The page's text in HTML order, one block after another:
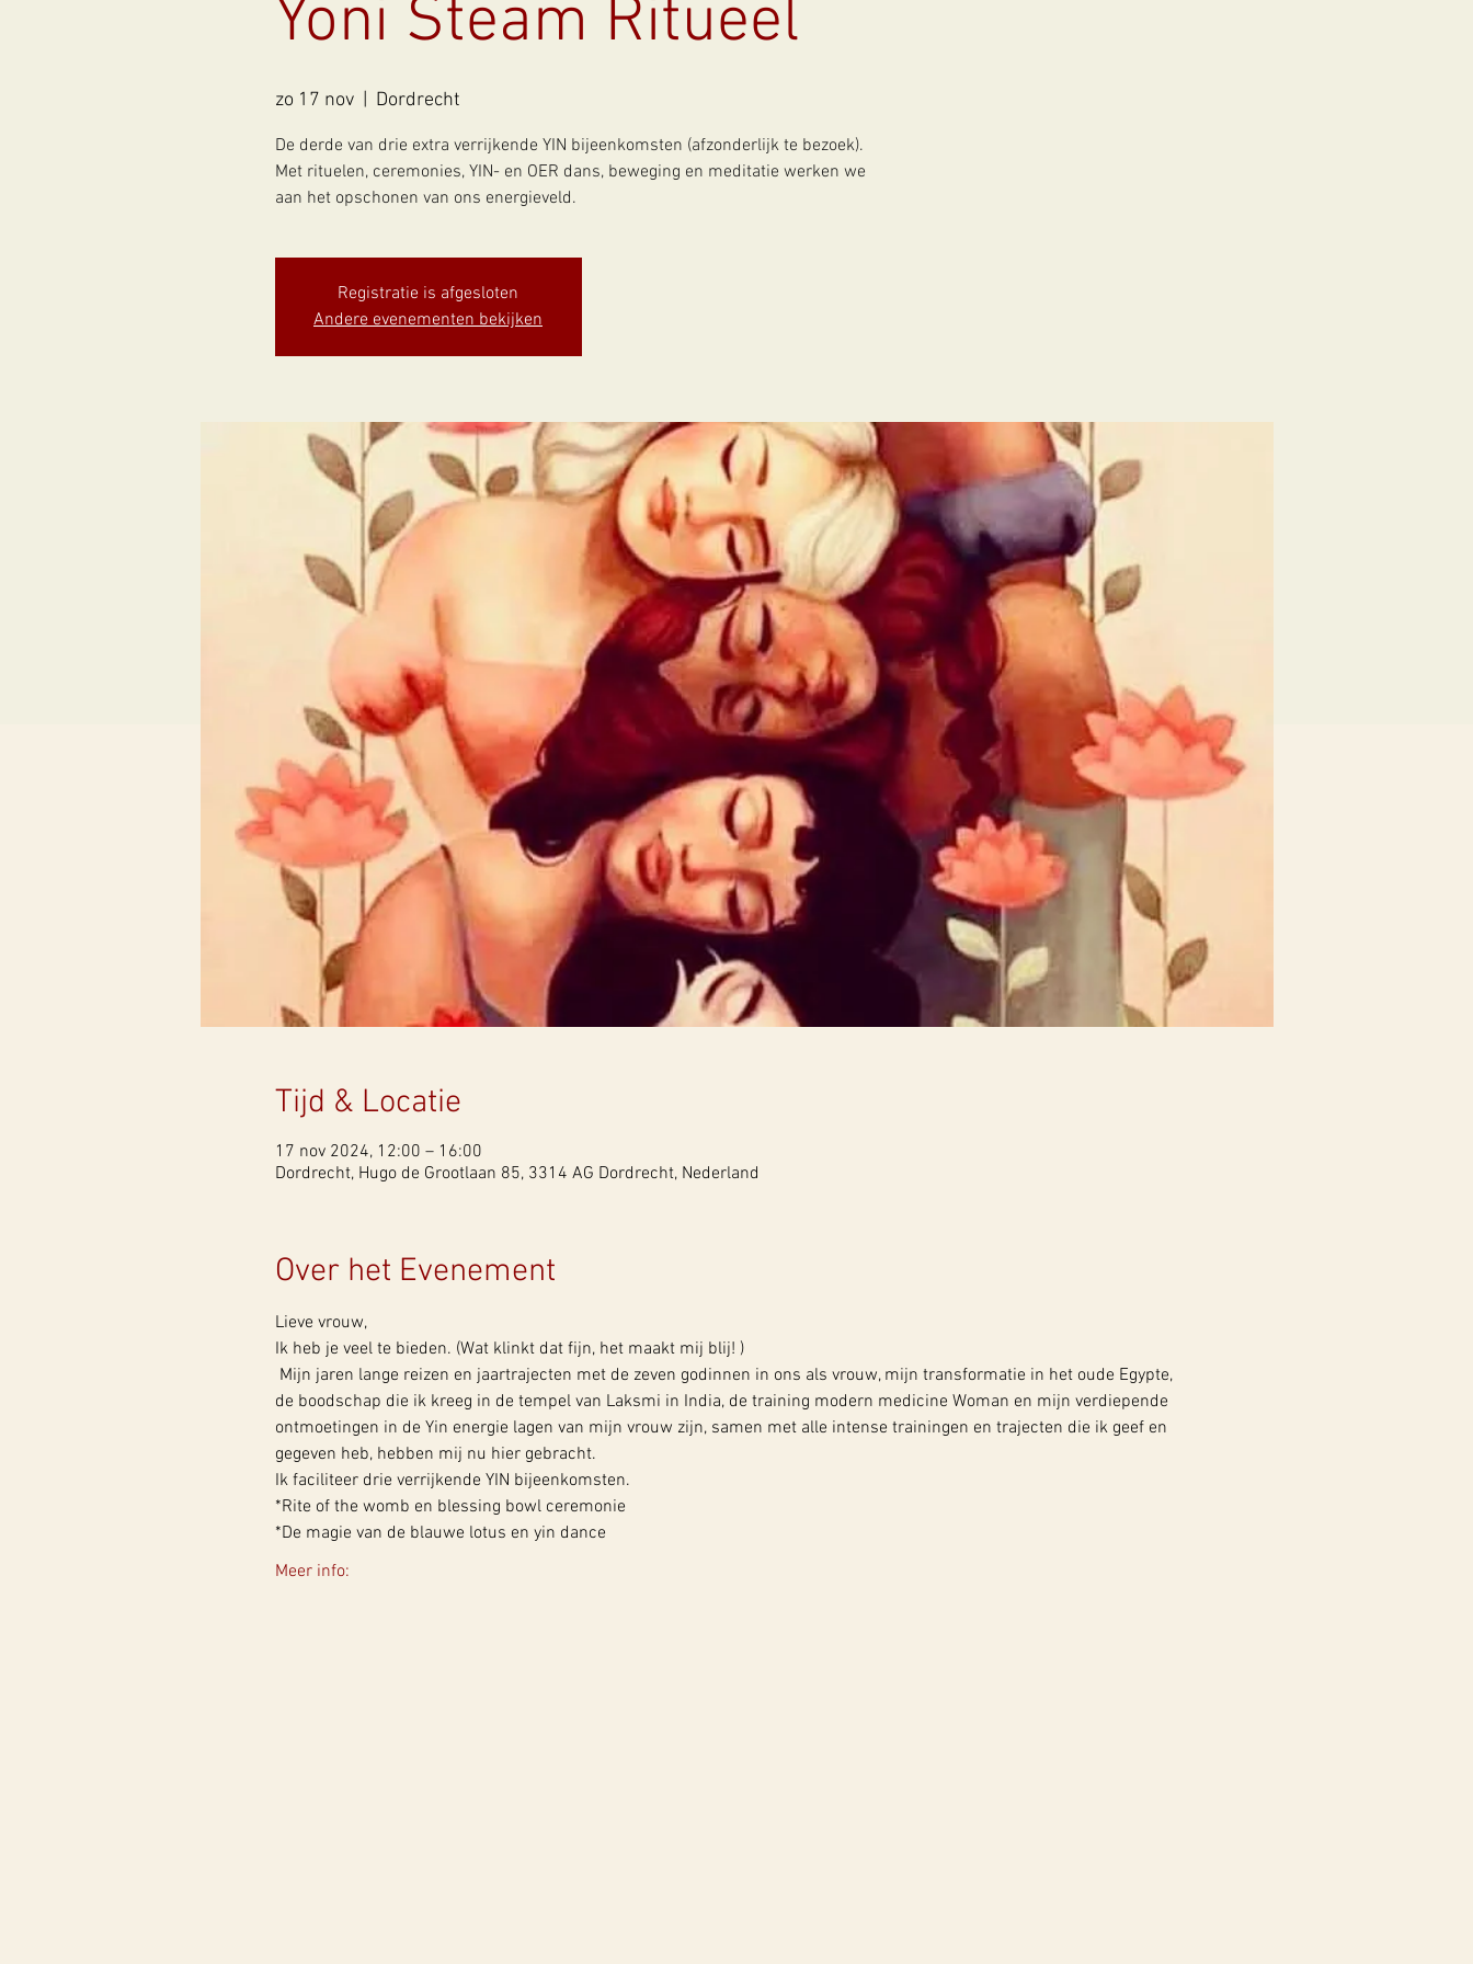
Yoni Steam Ritueel
zo 17 nov
  |
Dordrecht
De derde van drie extra verrijkende YIN bijeenkomsten (afzonderlijk te bezoek).
Met rituelen, ceremonies, YIN- en OER dans, beweging en meditatie werken we
aan het opschonen van ons energieveld.
Registratie is afgesloten
Andere evenementen bekijken
Tijd & Locatie
17 nov 2024, 12:00 – 16:00
Dordrecht, Hugo de Grootlaan 85, 3314 AG Dordrecht, Nederland
Over het Evenement
Lieve vrouw,
Ik heb je veel te bieden. (Wat klinkt dat fijn, het maakt mij blij! )
Mijn jaren lange reizen en jaartrajecten met de zeven godinnen in ons als vrouw, mijn transformatie in het oude Egypte,
de boodschap die ik kreeg in de tempel van Laksmi in India, de training modern medicine Woman en mijn verdiepende
ontmoetingen in de Yin energie lagen van mijn vrouw zijn, samen met alle intense trainingen en trajecten die ik geef en
gegeven heb, hebben mij nu hier gebracht.
Ik faciliteer drie verrijkende YIN bijeenkomsten.
*Rite of the womb en blessing bowl ceremonie
*De magie van de blauwe lotus en yin dance
Meer info: